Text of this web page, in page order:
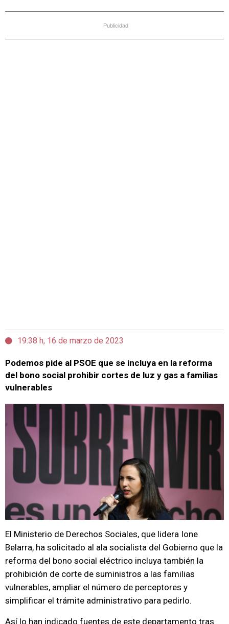
Publicidad
19:38 h, 16 de marzo de 2023
Podemos pide al PSOE que se incluya en la reforma
del bono social prohibir cortes de luz y gas a familias
vulnerables
El Ministerio de Derechos Sociales, que lidera Ione
Belarra, ha solicitado al ala socialista del Gobierno que la
reforma del bono social eléctrico incluya también la
prohibición de corte de suministros a las familias
vulnerables, ampliar el número de perceptores y
simplificar el trámite administrativo para pedirlo.
Así lo han indicado fuentes de este departamento tras